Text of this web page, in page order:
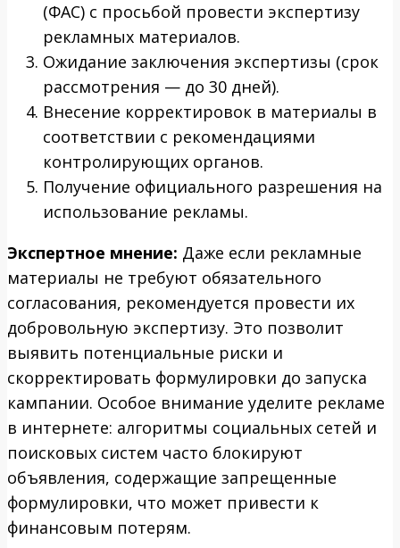
(ФАС) с просьбой провести экспертизу
рекламных материалов.
Ожидание заключения экспертизы (срок
рассмотрения — до 30 дней).
Внесение корректировок в материалы в
соответствии с рекомендациями
контролирующих органов.
Получение официального разрешения на
использование рекламы.
Экспертное мнение: Даже если рекламные
материалы не требуют обязательного
согласования, рекомендуется провести их
добровольную экспертизу. Это позволит
выявить потенциальные риски и
скорректировать формулировки до запуска
кампании. Особое внимание уделите рекламе
в интернете: алгоритмы социальных сетей и
поисковых систем часто блокируют
объявления, содержащие запрещенные
формулировки, что может привести к
финансовым потерям.